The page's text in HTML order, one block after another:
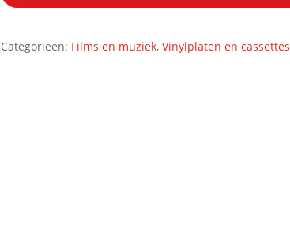
Categorieën: Films en muziek, Vinylplaten en cassettes